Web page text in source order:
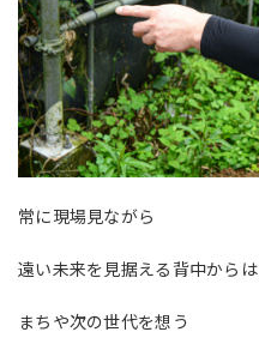
常に現場見ながら
遠い未来を見据える背中からは
まちや次の世代を想う